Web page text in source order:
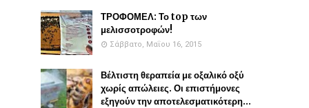
ΤΡΟΦΟΜΕΛ: Το top των
μελισσοτροφών!
Σάββατο, Μαΐου 16, 2015
Βέλτιστη θεραπεία με οξαλικό οξύ
χωρίς απώλειες. Οι επιστήμονες
εξηγούν την αποτελεσματικότερη...